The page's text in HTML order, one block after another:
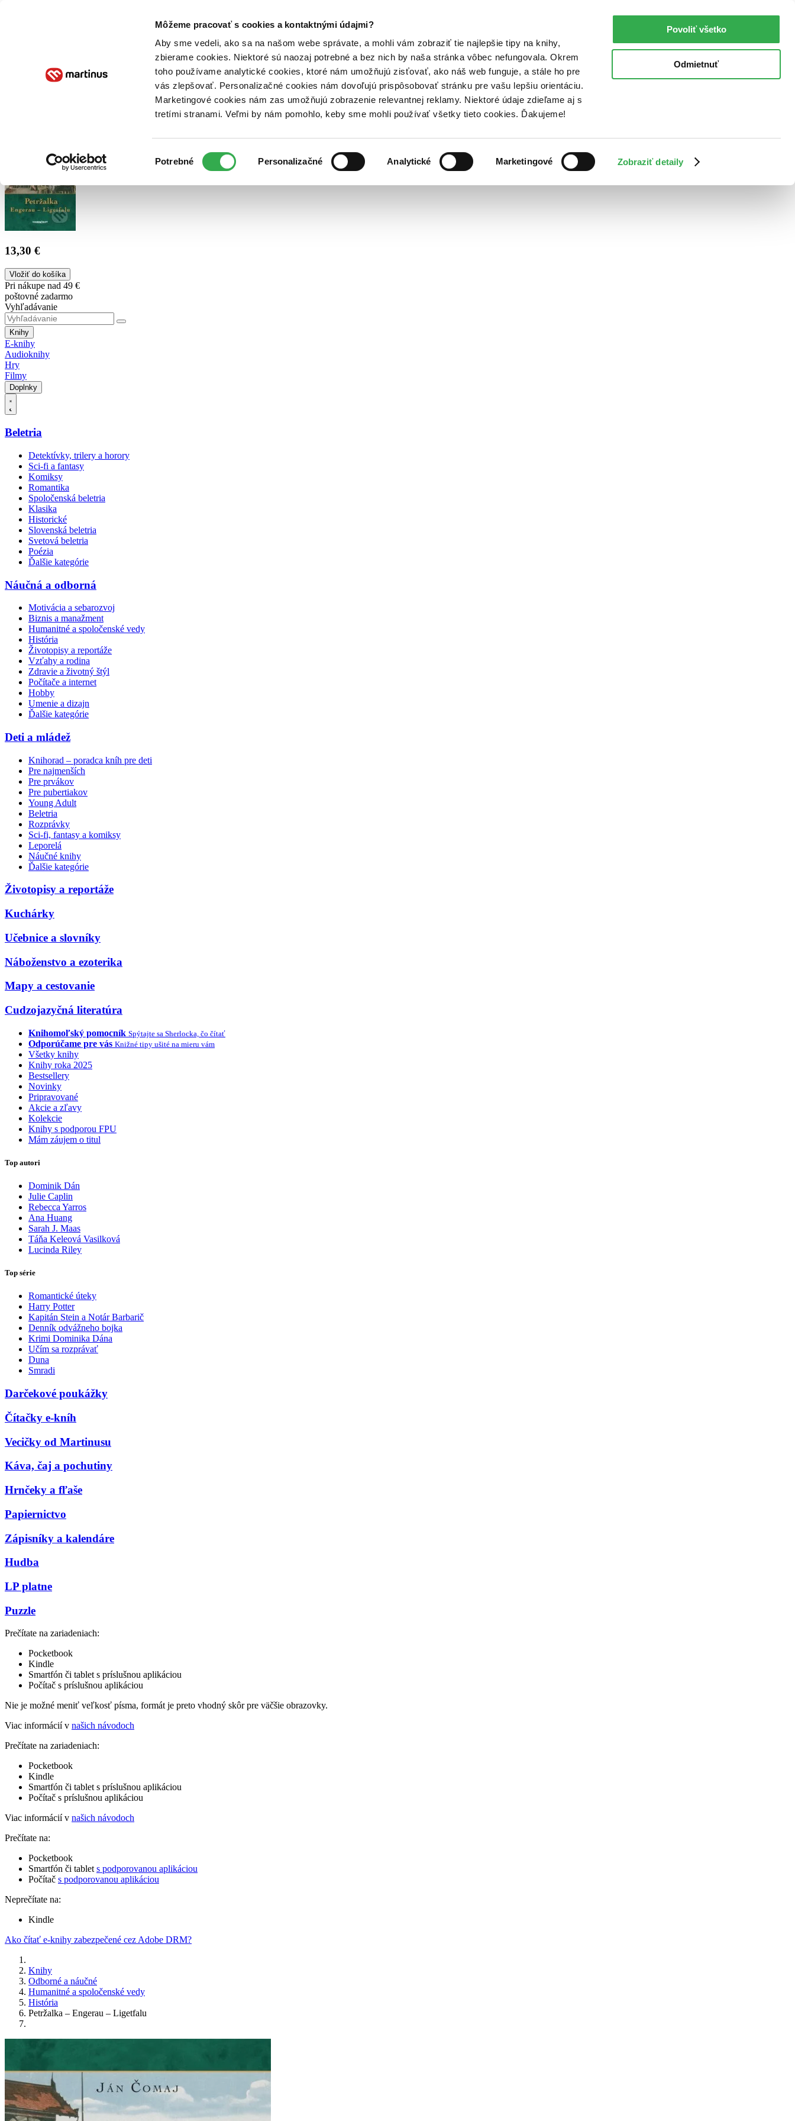
Môžeme pracovať s cookies a kontaktnými údajmi?
Aby sme vedeli, ako sa na našom webe správate, a mohli vám zobraziť tie najlepšie tipy na knihy,
zbierame cookies. Niektoré sú naozaj potrebné a bez nich by naša stránka vôbec nefungovala. Okrem
toho používame analytické cookies, ktoré nám umožňujú zisťovať, ako náš web funguje, a stále ho pre
vás zlepšovať. Personalizačné cookies nám dovoľujú prispôsobovať stránku pre vašu lepšiu orientáciu.
Marketingové cookies nám zas umožňujú zobrazenie relevantnej reklamy. Niektoré údaje zdieľame aj s
tretími stranami. Veľmi by nám pomohlo, keby sme mohli používať všetky tieto cookies. Ďakujeme!
súhlasu
Potrebné Personalizačné Analytické Marketingové Zobraziť detaily
Povoliť všetko
Odmietnuť
Poukážky Kontakt
13,30 €
Vložiť do košíka
Pri nákupe nad 49 €
poštovné zadarmo
Vyhľadávanie
Knihy
E-knihy
Audioknihy
Hry
Filmy
Doplnky
Beletria
Detektívky, trilery a horory
Sci-fi a fantasy
Komiksy
Romantika
Spoločenská beletria
Klasika
Historické
Slovenská beletria
Svetová beletria
Poézia
Ďalšie kategórie
Náučná a odborná
Motivácia a sebarozvoj
Biznis a manažment
Humanitné a spoločenské vedy
História
Životopisy a reportáže
Vzťahy a rodina
Zdravie a životný štýl
Počítače a internet
Hobby
Umenie a dizajn
Ďalšie kategórie
Deti a mládež
Knihorad – poradca kníh pre deti
Pre najmenších
Pre prvákov
Pre pubertiakov
Young Adult
Beletria
Rozprávky
Sci-fi, fantasy a komiksy
Leporelá
Náučné knihy
Ďalšie kategórie
Životopisy a reportáže
Kuchárky
Učebnice a slovníky
Náboženstvo a ezoterika
Mapy a cestovanie
Cudzojazyčná literatúra
Knihomoľský pomocník Spýtajte sa Sherlocka, čo čítať
Odporúčame pre vás Knižné tipy ušité na mieru vám
Všetky knihy
Knihy roka 2025
Bestsellery
Novinky
Pripravované
Akcie a zľavy
Kolekcie
Knihy s podporou FPU
Mám záujem o titul
Top autori
Dominik Dán
Julie Caplin
Rebecca Yarros
Ana Huang
Sarah J. Maas
Táňa Keleová Vasilková
Lucinda Riley
Top série
Romantické úteky
Harry Potter
Kapitán Stein a Notár Barbarič
Denník odvážneho bojka
Krimi Dominika Dána
Učím sa rozprávať
Duna
Smradi
Darčekové poukážky
Čítačky e-kníh
Vecičky od Martinusu
Káva, čaj a pochutiny
Hrnčeky a fľaše
Papiernictvo
Zápisníky a kalendáre
Hudba
LP platne
Puzzle
Prečítate na zariadeniach:
Pocketbook
Kindle
Smartfón či tablet s príslušnou aplikáciou
Počítač s príslušnou aplikáciou
Nie je možné meniť veľkosť písma, formát je preto vhodný skôr pre väčšie obrazovky.
Viac informácií v našich návodoch
Prečítate na zariadeniach:
Pocketbook
Kindle
Smartfón či tablet s príslušnou aplikáciou
Počítač s príslušnou aplikáciou
Viac informácií v našich návodoch
Prečítate na:
Pocketbook
Smartfón či tablet s podporovanou aplikáciou
Počítač s podporovanou aplikáciou
Neprečítate na:
Kindle
Ako čítať e-knihy zabezpečené cez Adobe DRM?
Knihy
Odborné a náučné
Humanitné a spoločenské vedy
História
Petržalka – Engerau – Ligetfalu